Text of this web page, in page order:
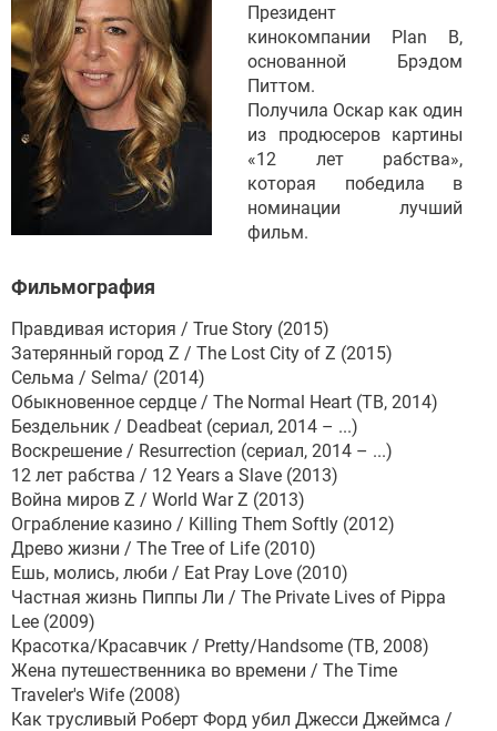
Президент
кинокомпании Plan B,
основанной Брэдом
Питтом.
Получила Оскар как один
из продюсеров картины
«12 лет рабства»,
которая победила в
номинации лучший
фильм.
Фильмография
Правдивая история / True Story (2015)
Затерянный город Z / The Lost City of Z (2015)
Сельма / Selma/ (2014)
Обыкновенное сердце / The Normal Heart (ТВ, 2014)
Бездельник / Deadbeat (сериал, 2014 – ...)
Воскрешение / Resurrection (сериал, 2014 – ...)
12 лет рабства / 12 Years a Slave (2013)
Война миров Z / World War Z (2013)
Ограбление казино / Killing Them Softly (2012)
Древо жизни / The Tree of Life (2010)
Ешь, молись, люби / Eat Pray Love (2010)
Частная жизнь Пиппы Ли / The Private Lives of Pippa
Lee (2009)
Красотка/Красавчик / Pretty/Handsome (ТВ, 2008)
Жена путешественника во времени / The Time
Traveler's Wife (2008)
Как трусливый Роберт Форд убил Джесси Джеймса /